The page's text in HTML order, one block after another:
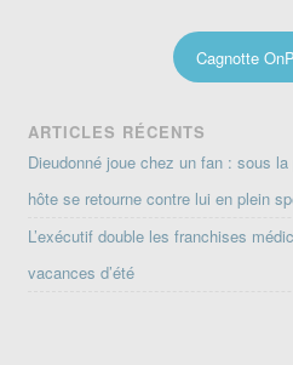
Cagnotte
ARTICLES RÉCENTS
Dieudonné joue chez un fan : sous
hôte se retourne contre lui en plein
L’exécutif double les franchises
vacances d’été